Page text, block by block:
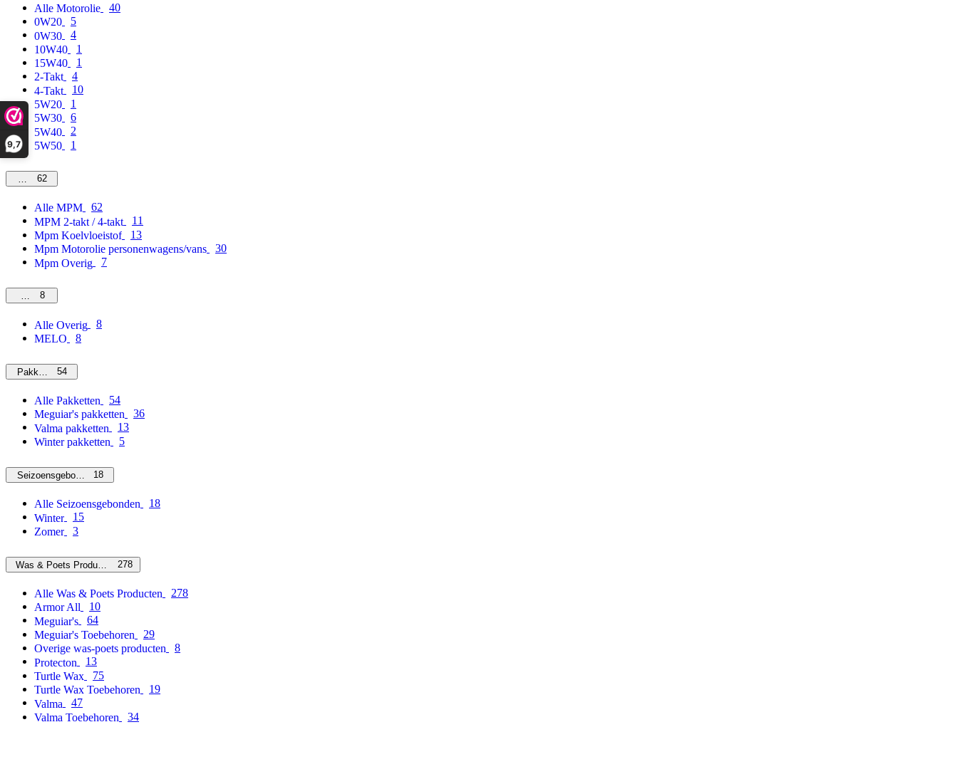
9,7
Alle Motorolie
40
0W20
5
0W30
4
10W40
1
15W40
1
2-Takt
4
4-Takt
10
5W20
1
5W30
6
5W40
2
5W50
1
MPM62
Alle MPM
62
MPM 2-takt / 4-takt
11
Mpm Koelvloeistof
13
Mpm Motorolie personenwagens/vans
30
Mpm Overig
7
Overig
8
Alle Overig
8
MELO
8
Pakketten54
Alle Pakketten
54
Meguiar's pakketten
36
Valma pakketten
13
Winter pakketten
5
Seizoensgebonden18
Alle Seizoensgebonden
18
Winter
15
Zomer
3
Was & Poets Producten 278
Alle Was & Poets Producten
278
Armor All
10
Meguiar's
64
Meguiar's Toebehoren
29
Overige was-poets producten
8
Protecton
13
Turtle Wax
75
Turtle Wax Toebehoren
19
Valma
47
Valma Toebehoren
34